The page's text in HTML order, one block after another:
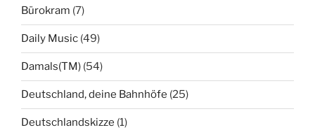
Bürokram (7)
Daily Music (49)
Damals(TM) (54)
Deutschland, deine Bahnhöfe (25)
Deutschlandskizze (1)